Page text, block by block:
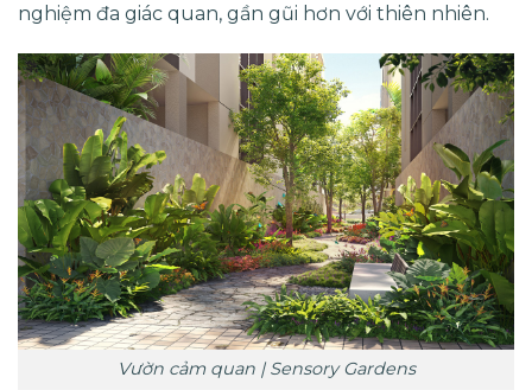
nghiệm đa giác quan, gần gũi hơn với thiên nhiên.
Vườn cảm quan | Sensory Gardens